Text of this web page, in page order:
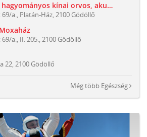
Korda Mónika hagyományos kínai orvos, akupunktőr, manuálterapeuta
a., Platán-Ház, 2100 Gödöllő
a., II. 205., 2100 Gödöllő
22, 2100 Gödöllő
Még több Egészség